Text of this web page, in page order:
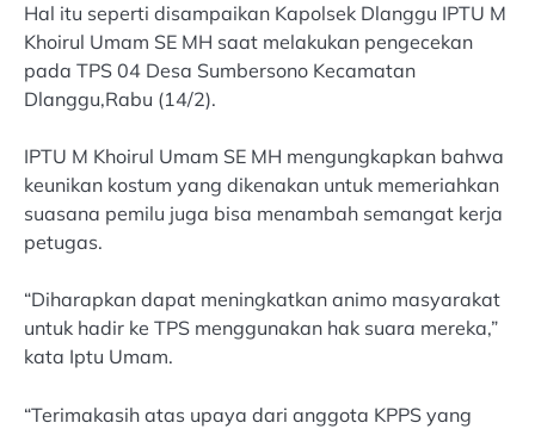
Hal itu seperti disampaikan Kapolsek Dlanggu IPTU M
Khoirul Umam SE MH saat melakukan pengecekan
pada TPS 04 Desa Sumbersono Kecamatan
Dlanggu,Rabu (14/2).
IPTU M Khoirul Umam SE MH mengungkapkan bahwa
keunikan kostum yang dikenakan untuk memeriahkan
suasana pemilu juga bisa menambah semangat kerja
petugas.
“Diharapkan dapat meningkatkan animo masyarakat
untuk hadir ke TPS menggunakan hak suara mereka,”
kata Iptu Umam.
“Terimakasih atas upaya dari anggota KPPS yang